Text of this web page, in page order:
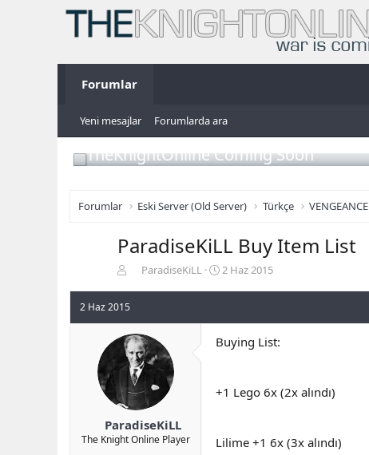
Forumlar
Yeni mesajlar Forumlarda ara
TheKnightOnline Coming Soon
Forumlar Eski Server (Old Server) Türkçe VENGEANCE
ParadiseKiLL Buy Item List
b
u
y
u
b
a
ş
l
a
t
ParadiseKiLL
B
a
n
i
2 Haz 2015
2 Haz 2015
ParadiseKiLL
The Knight Online Player
Buying List:
+1 Lego 6x (2x alındı)
Lilime +1 6x (3x alındı)